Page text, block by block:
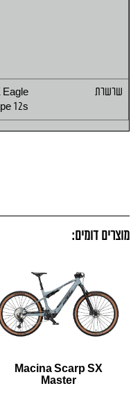
שרשרת
Eagle
12s
מוצרים דומים:
Macina Scarp SX
Master